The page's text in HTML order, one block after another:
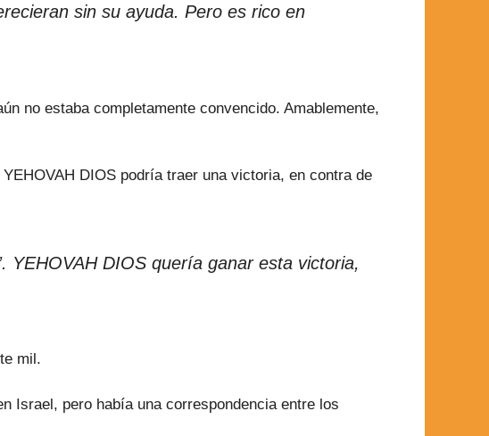
sin su ayuda. Pero es rico en
no estaba completamente convencido. Amablemente,
DIOS podría traer una victoria, en contra de
YEHOVAH DIOS quería ganar esta victoria,
mil.
Israel, pero había una correspondencia entre los